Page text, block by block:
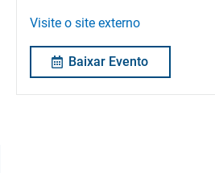
Visite o site externo
Baixar Evento